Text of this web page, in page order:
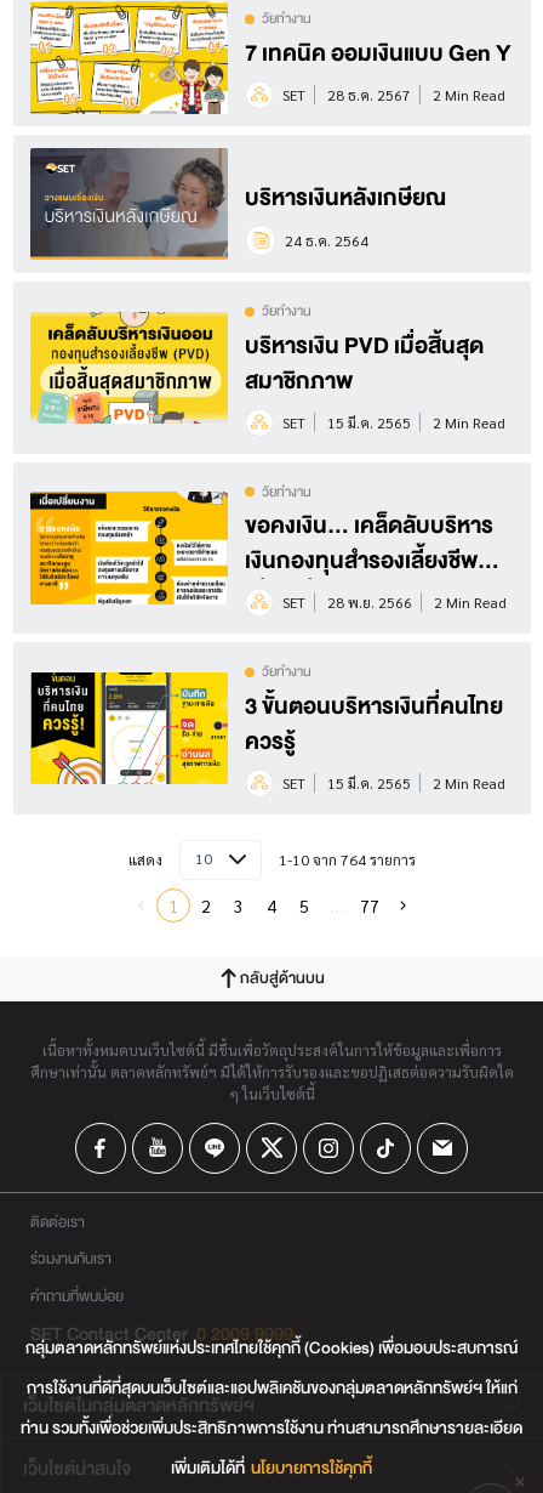
วัยทำงาน
7 เทคนิค ออมเงินแบบ Gen Y
SET 28 ธ.ค. 2567 2 Min Read
บริหารเงินหลังเกษียณ
24 ธ.ค. 2564
วัยทำงาน
บริหารเงิน PVD เมื่อสิ้นสุด
สมาชิกภาพ
SET 15 มี.ค. 2565 2 Min Read
วัยทำงาน
ขอคงเงิน... เคล็ดลับบริหาร
เงินกองทุนสำรองเลี้ยงชีพ
เมื่อเปลี่ยนงาน
SET 28 พ.ย. 2566 2 Min Read
วัยทำงาน
3 ขั้นตอนบริหารเงินที่คนไทย
ควรรู้
SET 15 มี.ค. 2565 2 Min Read
แสดง 10 1-10 จาก 764 รายการ
1 2 3 4 5 77
กลับสู่ด้านบน
เนื้อหาทั้งหมดบนเว็บไซต์นี้ มีขึ้นเพื่อวัตถุประสงค์ในการให้ข้อมูลและเพื่อการ
ศึกษาเท่านั้น ตลาดหลักทรัพย์ฯ มิได้ให้การรับรองและขอปฏิเสธต่อความรับผิดใด
ๆ ในเว็บไซต์นี้
ติดต่อเรา
ร่วมงานกับเรา
คำถามที่พบบ่อย
SET Contact Center 0 2009 9999
เว็บไซต์ในกลุ่มตลาดหลักทรัพย์ฯ
เว็บไซต์น่าสนใจ
กลุ่มตลาดหลักทรัพย์แห่งประเทศไทยใช้คุกกี้ (Cookies) เพื่อมอบประสบการณ์
การใช้งานที่ดีที่สุดบนเว็บไซต์และแอปพลิเคชันของกลุ่มตลาดหลักทรัพย์ฯ ให้แก่
ท่าน รวมทั้งเพื่อช่วยเพิ่มประสิทธิภาพการใช้งาน ท่านสามารถศึกษารายละเอียด
เพิ่มเติมได้ที่ นโยบายการใช้คุกกี้